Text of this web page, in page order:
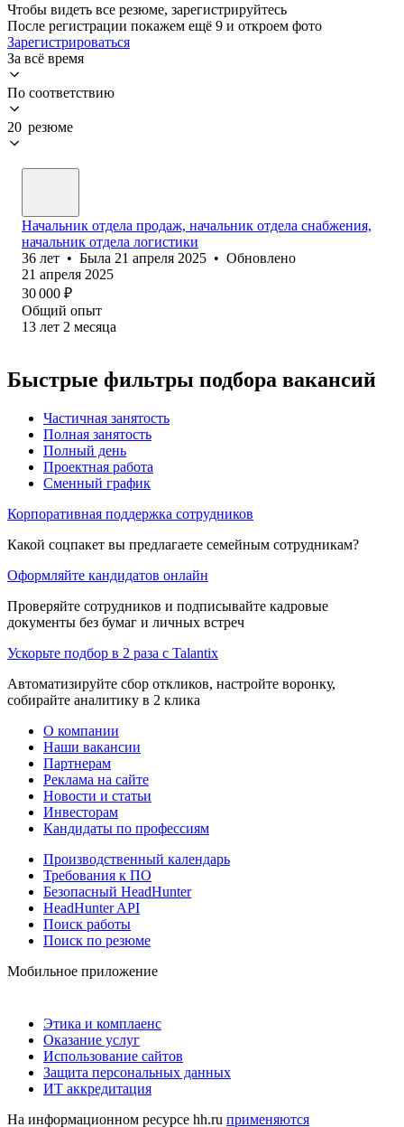
Чтобы видеть все резюме, зарегистрируйтесь
После регистрации покажем ещё 9 и откроем фото
Зарегистрироваться
За всё время
По соответствию
20 резюме
Начальник отдела продаж, начальник отдела снабжения,
начальник отдела логистики
36 лет • Была 21 апреля 2025 • Обновлено
21 апреля 2025
30 000 ₽
Общий опыт
13 лет 2 месяца
Быстрые фильтры подбора вакансий
Частичная занятость
Полная занятость
Полный день
Проектная работа
Сменный график
Корпоративная поддержка сотрудников
Какой соцпакет вы предлагаете семейным сотрудникам?
Оформляйте кандидатов онлайн
Проверяйте сотрудников и подписывайте кадровые
документы без бумаг и личных встреч
Ускорьте подбор в 2 раза с Talantix
Автоматизируйте сбор откликов, настройте воронку,
собирайте аналитику в 2 клика
О компании
Наши вакансии
Партнерам
Реклама на сайте
Новости и статьи
Инвесторам
Кандидаты по профессиям
Производственный календарь
Требования к ПО
Безопасный HeadHunter
HeadHunter API
Поиск работы
Поиск по резюме
Мобильное приложение
Этика и комплаенс
Оказание услуг
Использование сайтов
Защита персональных данных
ИТ аккредитация
На информационном ресурсе hh.ru применяются